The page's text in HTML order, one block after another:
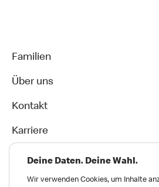
Familien
Über uns
Kontakt
Karriere
Deine Daten. Deine Wahl.
Wir verwenden Cookies, um Inhalte